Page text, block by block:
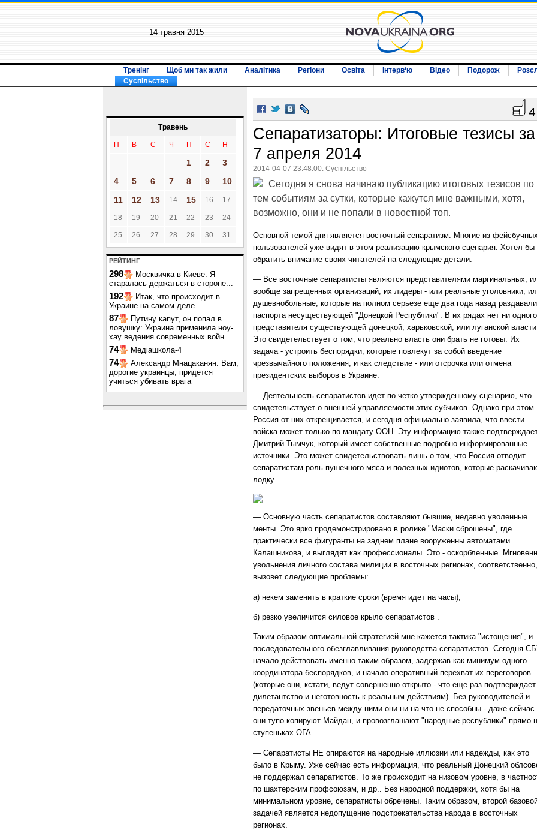
14 травня 2015
Тренінг Щоб ми так жили Аналітика Регіони Освіта Інтерв‘ю Відео Подорож
Суспільство
Травень
П В С Ч П С Н
1 2
3
4
5 6 7 8 9
10
11
12 13 14 15 16 17
18 19 20 21 22 23 24
25 26 27 28 29 30 31
РЕЙТИНГ
298
Москвичка в Киеве: Я
старалась держаться в стороне...
192
Итак, что происходит в
Украине на самом деле
87
Путину капут, он попал в
ловушку: Украина применила ноу-
хау ведения современных войн
74 Медіашкола-4
74
Александр Мнацаканян: Вам,
дорогие украинцы, придется
учиться убивать врага
4
Сепаратизаторы: Итоговые тезисы за
7 апреля 2014
2014-04-07 23:48:00. Суспільство
Сегодня я снова начинаю публикацию итоговых тезисов по
тем событиям за сутки, которые кажутся мне важными, хотя,
возможно, они и не попали в новостной топ.
Основной темой дня является восточный сепаратизм. Многие из
пользователей уже видят в этом реализацию крымского сценария. Хотел бы
обратить внимание своих читателей на следующие детали:
— Все восточные сепаратисты являются представителями маргинальных,
вообще запрещенных организаций, их лидеры - или реальные уголовники,
душевнобольные, которые на полном серьезе еще два года назад раздавали
паспорта несуществующей "Донецкой Республики". В их рядах нет ни одного
представителя существующей донецкой, харьковской, или луганской
Это свидетельствует о том, что реально власть они брать не готовы. Их
задача - устроить беспорядки, которые повлекут за собой введение
чрезвычайного положения, и как следствие - или отсрочка или отмена
президентских выборов в Украине.
— Деятельность сепаратистов идет по четко утвержденному сценарию, что
свидетельствует о внешней управляемости этих субчиков. Однако при этом
Россия от них открещивается, и сегодня официально заявила, что ввести
войска может только по мандату ООН. Эту информацию также
Дмитрий Тымчук, который имеет собственные подробно информированные
источники. Это может свидетельствовать лишь о том, что Россия отводит
сепаратистам роль пушечного мяса и полезных идиотов, которые
лодку.
— Основную часть сепаратистов составляют бывшие, недавно уволенные
менты. Это ярко продемонстрировано в ролике "Маски сброшены", где
практически все фигуранты на заднем плане вооруженны автоматами
Калашникова, и выглядят как профессионалы. Это - оскорбленные.
увольнения личного состава милиции в восточных регионах, соответственно,
вызовет следующие проблемы:
а) некем заменить в краткие сроки (время идет на часы);
б) резко увеличится силовое крыло сепаратистов .
Таким образом оптимальной стратегией мне кажется тактика "истощения", и
последовательного обезглавливания руководства сепаратистов. Сегодня
начало действовать именно таким образом, задержав как минимум одного
координатора беспорядков, и начало оперативный перехват их переговоров
(которые они, кстати, ведут совершенно открыто - что еще раз
дилетантство и неготовность к реальным действиям). Без руководителей и
передаточных звеньев между ними они ни на что не способны - даже сейчас
они тупо копируют Майдан, и провозглашают "народные республики" прямо
ступеньках ОГА.
— Сепаратисты НЕ опираются на народные иллюзии или надежды, как это
было в Крыму. Уже сейчас есть информация, что реальный Донецкий
не поддержал сепаратистов. То же происходит на низовом уровне, в
по шахтерским профсоюзам, и др.. Без народной поддержки, хотя бы на
минимальном уровне, сепаратисты обречены. Таким образом, второй
задачей является недопущение подстрекательства народа в восточных
регионах.